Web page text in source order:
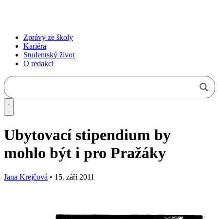
Zprávy ze školy
Kariéra
Studentský život
O redakci
Ubytovací stipendium by
mohlo být i pro Pražáky
Jana Krejčová • 15. září 2011